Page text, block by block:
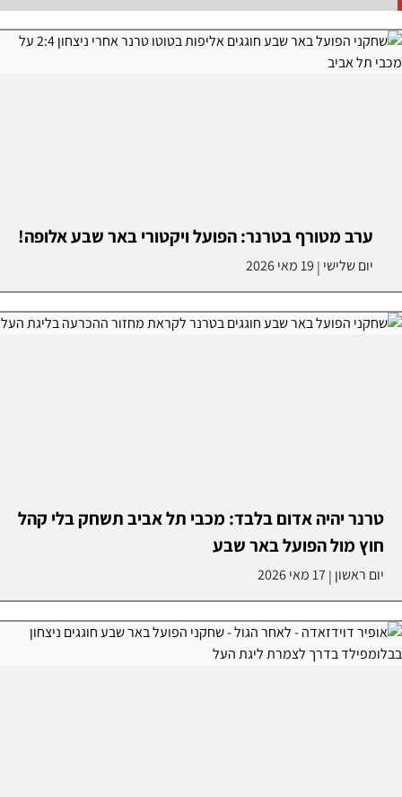
ערב מטורף בטרנר: הפועל ויקטורי באר שבע אלופה!
יום שלישי | 19 מאי 2026
טרנר יהיה אדום בלבד: מכבי תל אביב תשחק בלי קהל
חוץ מול הפועל באר שבע
יום ראשון |17 מאי 2026